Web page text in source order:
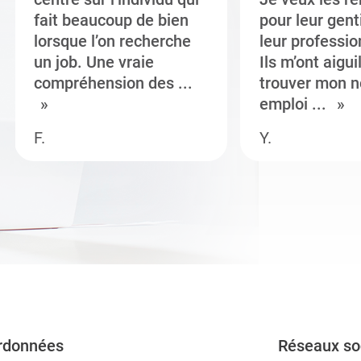
fait beaucoup de bien
lorsque l’on recherche
un job. Une vraie
compréhension des ...
F.
pour leur
leur
Ils m’ont
trouver mon
emploi ...
Y.
Réseaux